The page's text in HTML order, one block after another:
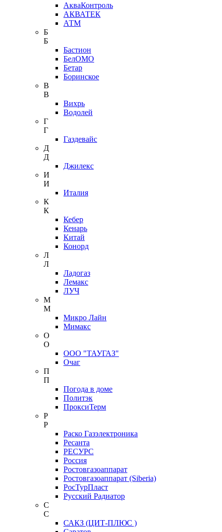
АкваКонтроль
АКВАТЕК
АТМ
Б
Б
Бастион
БелОМО
Бетар
Боринское
В
В
Вихрь
Водолей
Г
Г
Газдевайс
Д
Д
Джилекс
И
И
Италия
К
К
Кебер
Кенарь
Китай
Конорд
Л
Л
Ладогаз
Лемакс
ЛУЧ
М
М
Микро Лайн
Мимакс
О
О
ООО "ТАУГАЗ"
Очаг
П
П
Погода в доме
Политэк
ПроксиТерм
Р
Р
Раско Газэлектроника
Ресанта
РЕСУРС
Россия
Ростовгазоаппарат
Ростовгазоаппарат (Siberia)
РосТурПласт
Русский Радиатор
С
С
САКЗ (ЦИТ-ПЛЮС )